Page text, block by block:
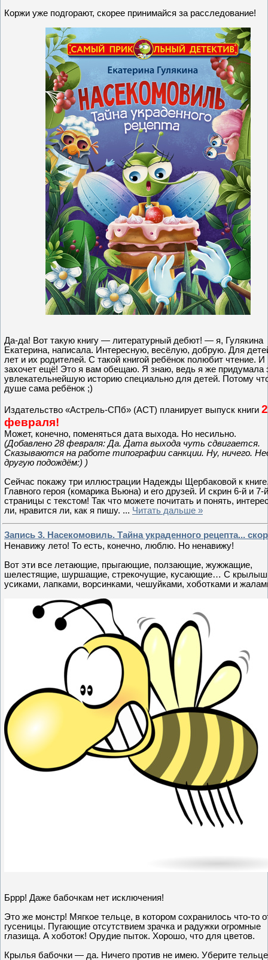
Коржи уже подгорают, скорее принимайся за расследование!
Да-да! Вот такую книгу — литературный дебют! — я, Гулякина
Екатерина, написала. Интересную, весёлую, добрую. Для
лет и их родителей. С такой книгой ребёнок полюбит чтение. И
захочет ещё! Это я вам обещаю. Я знаю, ведь я же придумала
увлекательнейшую историю специально для детей. Потому
душе сама ребёнок ;)
Издательство «Астрель-СПб» (АСТ) планирует выпуск книги
февраля!
Может, конечно, поменяться дата выхода. Но несильно.
(Добавлено 28 февраля: Да. Дата выхода чуть сдвигается.
Сказываются на работе типографии санкции. Ну, ничего.
другую подождём:) )
Сейчас покажу три иллюстрации Надежды Щербаковой к
Главного героя (комарика Вьюна) и его друзей. И скрин 6-й и 7-й
страницы с текстом! Так что можете почитать и понять,
ли, нравится ли, как я пишу. ... Читать дальше »
Запись 3. Насекомовиль. Тайна украденного рецепта...
Ненавижу лето! То есть, конечно, люблю. Но ненавижу!
Вот эти все летающие, прыгающие, ползающие, жужжащие,
шелестящие, шуршащие, стрекочущие, кусающие… С
усиками, лапками, ворсинками, чешуйками, хоботками и
Бррр! Даже бабочкам нет исключения!
Это же монстр! Мягкое тельце, в котором сохранилось что-то
гусеницы. Пугающие отсутствием зрачка и радужки огромные
глазища. А хоботок! Орудие пыток. Хорошо, что для цветов.
Крылья бабочки — да. Ничего против не имею. Уберите